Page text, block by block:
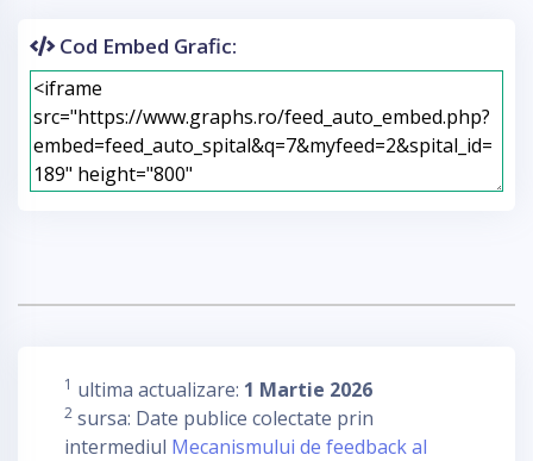
Cod Embed Grafic:
1 ultima actualizare: 1 Martie 2026
2 sursa: Date publice colectate prin
intermediul Mecanismului de feedback al